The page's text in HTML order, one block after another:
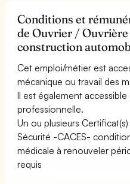
Conditions et
de Ouvrier / Ouvrière
construction
Cet emploi/métier est
mécanique ou travail des
Il est également
professionnelle.
Un ou plusieurs
Sécurité -CACES-
médicale à renouveler
requis